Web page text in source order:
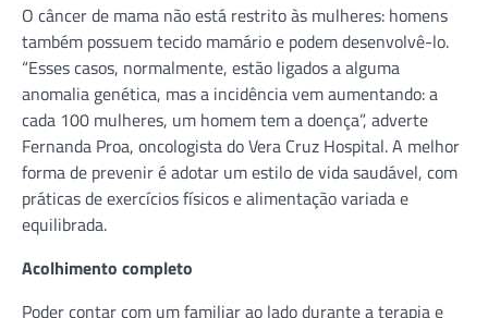
O câncer de mama não está restrito às mulheres: homens
também possuem tecido mamário e podem desenvolvê-lo.
“Esses casos, normalmente, estão ligados a alguma
anomalia genética, mas a incidência vem aumentando: a
cada 100 mulheres, um homem tem a doença”, adverte
Fernanda Proa, oncologista do Vera Cruz Hospital. A melhor
forma de prevenir é adotar um estilo de vida saudável, com
práticas de exercícios físicos e alimentação variada e
equilibrada.
Acolhimento completo
Poder contar com um familiar ao lado durante a terapia e